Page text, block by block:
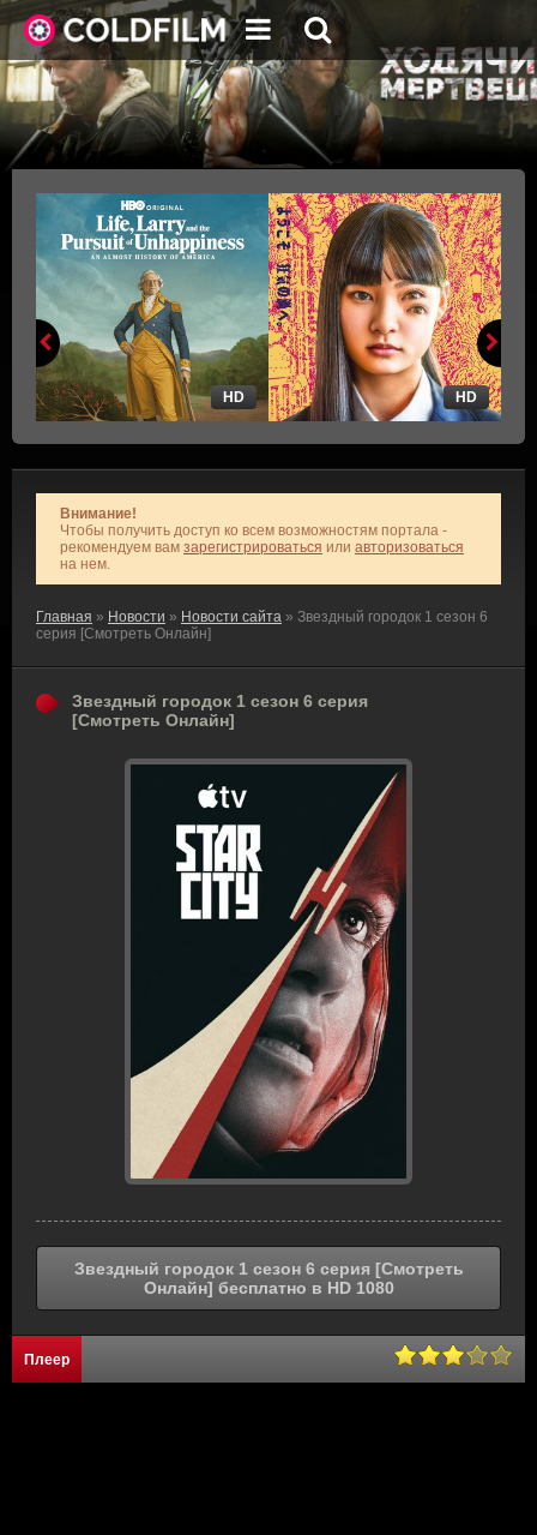
HD HD
Внимание!
Чтобы получить доступ ко всем возможностям портала -
рекомендуем вам зарегистрироваться или авторизоваться
на нем.
Главная » Новости » Новости сайта » Звездный городок 1 сезон 6
серия [Смотреть Онлайн]
Звездный городок 1 сезон 6 серия
[Смотреть Онлайн]
Звездный городок 1 сезон 6 серия [Смотреть
Онлайн] бесплатно в HD 1080
Плеер